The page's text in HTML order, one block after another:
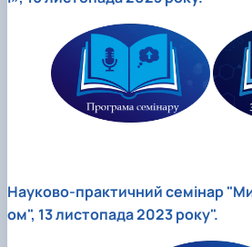
Науково-практичний семінар
ом", 13 листопада 2023 року".